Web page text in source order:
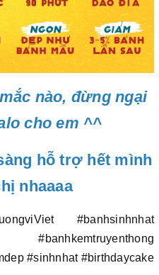
nào, đừng ngại
cho em ^^
hỗ trợ hết mình
nhaaaa
#banhsinhnhat
#sinhnhat #birthdaycake